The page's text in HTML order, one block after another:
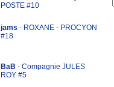
POSTE #10
jams - ROXANE - PROCYON
#18
BaB - Compagnie JULES
ROY #5